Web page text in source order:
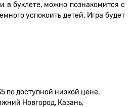
в буклете, можно познакомится с
успокоить детей. Игра будет
по доступной низкой цене.
Новгород, Казань,